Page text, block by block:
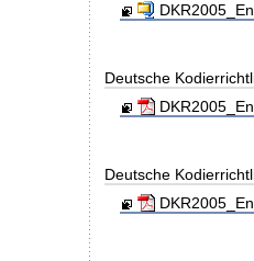
Deutsche
Deutsche